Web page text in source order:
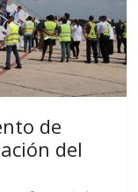
de
del